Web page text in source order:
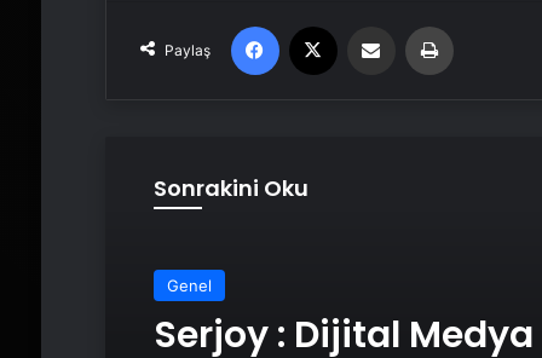
Paylaş
Facebook Email'den paylaş
Sonrakini Oku
Genel
Serjoy : Dijital Medya